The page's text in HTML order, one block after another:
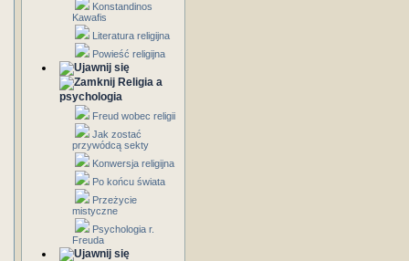
Konstandinos
Kawafis
Literatura religijna
Powieść religijna
Religia a
psychologia
Freud wobec religii
Jak zostać
przywódcą sekty
Konwersja religijna
Po końcu świata
Przeżycie
mistyczne
Psychologia r.
Freuda